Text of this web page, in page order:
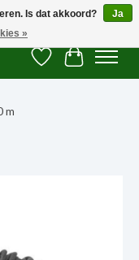
Verlanglijst
m
Is dat akkoord?
Ja
»